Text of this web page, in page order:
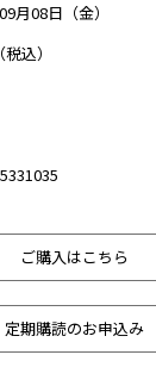
月08日（金）
込）
ご購入はこちら
定期購読のお申込み